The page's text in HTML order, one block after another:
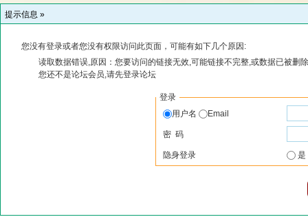
提示信息 »
您没有登录或者您没有权限访问此页面，可能有如下几个原因:
读取数据错误,原因：您要访问的链接无效,可能链接不完整,或数据已被删
您还不是论坛会员,请先登录论坛
登录
用户名
Email
密 码
隐身登录